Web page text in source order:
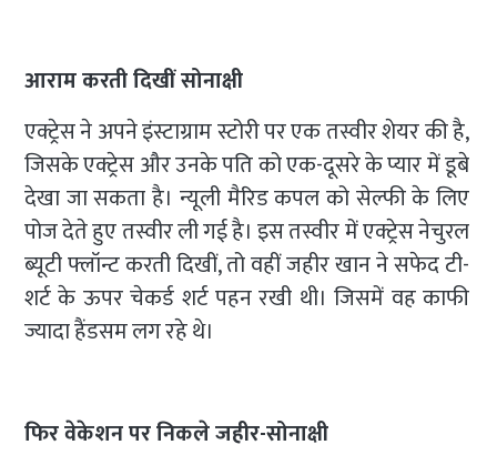
आराम करती दिखीं सोनाक्षी
एक्ट्रेस ने अपने इंस्टाग्राम स्टोरी पर एक तस्वीर शेयर की है,
जिसके एक्ट्रेस और उनके पति को एक-दूसरे के प्यार में डूबे
देखा जा सकता है। न्यूली मैरिड कपल को सेल्फी के लिए
पोज देते हुए तस्वीर ली गई है। इस तस्वीर में एक्ट्रेस नेचुरल
ब्यूटी फ्लॉन्ट करती दिखीं, तो वहीं जहीर खान ने सफेद टी-
शर्ट के ऊपर चेकर्ड शर्ट पहन रखी थी। जिसमें वह काफी
ज्यादा हैंडसम लग रहे थे।
फिर वेकेशन पर निकले जहीर-सोनाक्षी